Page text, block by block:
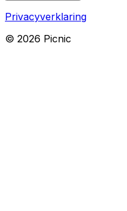
Privacyverklaring
© 2026 Picnic